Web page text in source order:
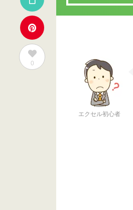
0
エクセル初心者